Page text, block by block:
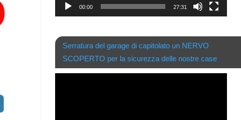
00:00 27:31
Serratura del garage di capitolato un NERVO
SCOPERTO per la sicurezza delle nostre case